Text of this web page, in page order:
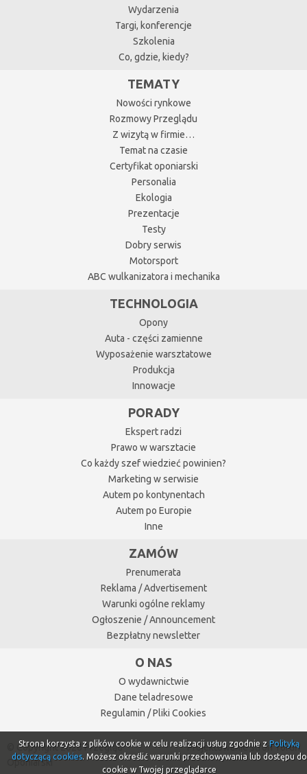
Wydarzenia
Targi, konferencje
Szkolenia
Co, gdzie, kiedy?
TEMATY
Nowości rynkowe
Rozmowy Przeglądu
Z wizytą w firmie…
Temat na czasie
Certyfikat oponiarski
Personalia
Ekologia
Prezentacje
Testy
Dobry serwis
Motorsport
ABC wulkanizatora i mechanika
TECHNOLOGIA
Opony
Auta - części zamienne
Wyposażenie warsztatowe
Produkcja
Innowacje
PORADY
Ekspert radzi
Prawo w warsztacie
Co każdy szef wiedzieć powinien?
Marketing w serwisie
Autem po kontynentach
Autem po Europie
Inne
ZAMÓW
Prenumerata
Reklama / Advertisement
Warunki ogólne reklamy
Ogłoszenie / Announcement
Bezpłatny newsletter
O NAS
O wydawnictwie
Dane teladresowe
Regulamin / Pliki Cookies
© Copyright 2026 Przegląd
Oponiarski
Projektowanie stron Toruń
Strona korzysta z plików cookie w celu realizacji usług zgodnie z Polityką
dotyczącą cookies. Możesz określić warunki przechowywania lub dostępu do
cookie w Twojej przeglądarce